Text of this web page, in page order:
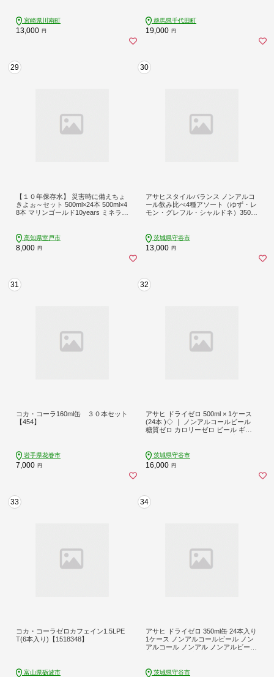
宮崎県川南町
13,000 円
群馬県千代田町
19,000 円
29
【１０年保存水】 災害時に備えちょ
きよぉ～セット 500ml×24本 500ml×4
8本 マリンゴールド10years ミネラル
災害備蓄用 災害用 小分け 便利 みね
らるうぉーたー 避難用品 防災グッズ
防災 備蓄 災害 震災
高知県室戸市
8,000 円
30
アサヒスタイルバランス ノンアルコ
ール飲み比べ4種アソート（ゆず・レ
モン・グレフル・シャルドネ）350ml
ル 4種 飲み比べ セット 茨城県 守谷
市
茨城県守谷市
13,000 円
31
コカ・コーラ160ml缶 ３０本セット
【454】
岩手県花巻市
7,000 円
32
アサヒ ドライゼロ 500ml × 1ケース
(24本 )◇ ｜ ノンアルコールビール
糖質ゼロ カロリーゼロ ビール ギフ
茨城県守谷市
16,000 円
33
コカ・コーラゼロカフェイン1.5LPE
T(6本入り)【1518348】
富山県砺波市
34
アサヒ ドライゼロ 350ml缶 24本入り
1ケース ノンアルコールビール ノン
アルコール ノンアル ノンアルビール
市 茨城県守谷市